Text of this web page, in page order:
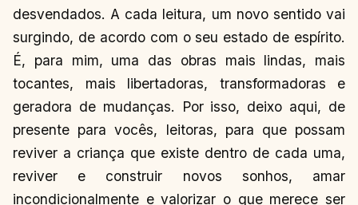
desvendados. A cada leitura, um novo sentido vai
surgindo, de acordo com o seu estado de espírito.
É, para mim, uma das obras mais lindas, mais
tocantes, mais libertadoras, transformadoras e
geradora de mudanças. Por isso, deixo aqui, de
presente para vocês, leitoras, para que possam
reviver a criança que existe dentro de cada uma,
reviver e construir novos sonhos, amar
incondicionalmente e valorizar o que merece ser